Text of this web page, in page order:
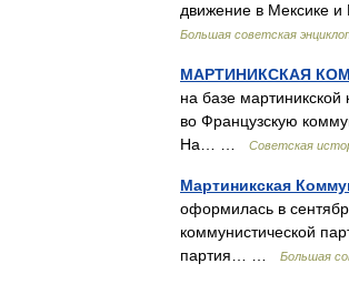
движение в Мексике
Большая советская
МАРТИНИКСКАЯ
на базе
во Французскую
На… …
Советская
Мартиникская
оформилась в
коммунистической
партия… …
Большая